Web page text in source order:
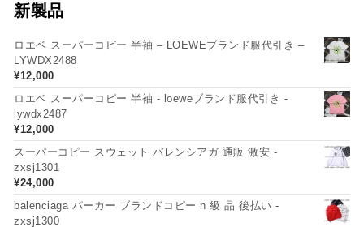
新製品
ロエベ スーパーコピー 半袖 – LOEWEブランド服代引き –
LYWDX2488
¥12,000
ロエベ スーパーコピー 半袖 - loeweブランド服代引き -
lywdx2487
¥12,000
スーパーコピー スウェット バレンシアガ 通販 激安 -
zxsj1301
¥24,000
balenciaga パーカー ブランドコピー n 級 品 後払い -
zxsj1300